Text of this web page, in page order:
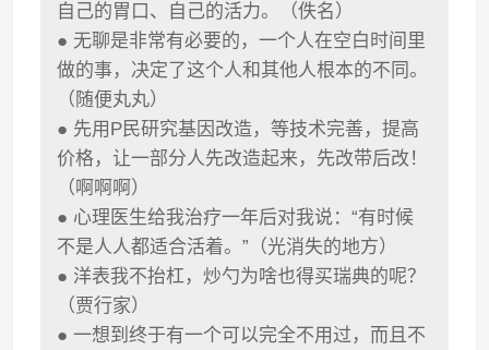
自己的胃口、自己的活力。（佚名）
● 无聊是非常有必要的，一个人在空白时间里
做的事，决定了这个人和其他人根本的不同。
（随便丸丸）
● 先用P民研究基因改造，等技术完善，提高
价格，让一部分人先改造起来，先改带后改！
（啊啊啊）
● 心理医生给我治疗一年后对我说：“有时候
不是人人都适合活着。”（光消失的地方）
● 洋表我不抬杠，炒勺为啥也得买瑞典的呢？
（贾行家）
● 一想到终于有一个可以完全不用过，而且不